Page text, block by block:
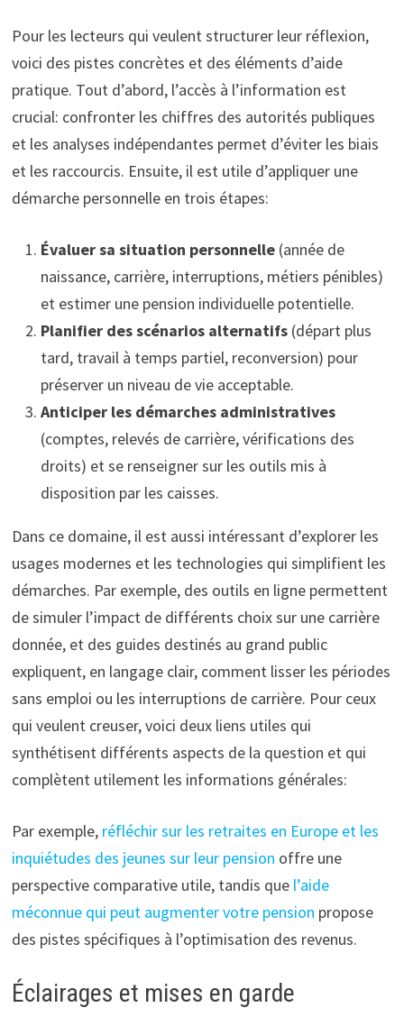
Pour les lecteurs qui veulent structurer leur réflexion,
voici des pistes concrètes et des éléments d’aide
pratique. Tout d’abord, l’accès à l’information est
crucial: confronter les chiffres des autorités publiques
et les analyses indépendantes permet d’éviter les biais
et les raccourcis. Ensuite, il est utile d’appliquer une
démarche personnelle en trois étapes:
Évaluer sa situation personnelle(année de
naissance, carrière, interruptions, métiers pénibles)
et estimer une pension individuelle potentielle.
Planifier des scénarios alternatifs(départ plus
tard, travail à temps partiel, reconversion) pour
préserver un niveau de vie acceptable.
Anticiper les démarches administratives
(comptes, relevés de carrière, vérifications des
droits) et se renseigner sur les outils mis à
disposition par les caisses.
Dans ce domaine, il est aussi intéressant d’explorer les
usages modernes et les technologies qui simplifient les
démarches. Par exemple, des outils en ligne permettent
de simuler l’impact de différents choix sur une carrière
donnée, et des guides destinés au grand public
expliquent, en langage clair, comment lisser les périodes
sans emploi ou les interruptions de carrière. Pour ceux
qui veulent creuser, voici deux liens utiles qui
synthétisent différents aspects de la question et qui
complètent utilement les informations générales:
Par exemple, réfléchir sur les retraites en Europe et les
inquiétudes des jeunes sur leur pension offre une
perspective comparative utile, tandis que l’aide
méconnue qui peut augmenter votre pension propose
des pistes spécifiques à l’optimisation des revenus.
Éclairages et mises en garde